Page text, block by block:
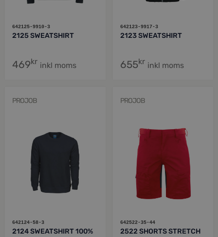
642125-9910-3
2125 SWEATSHIRT
469kr inkl moms
642123-9917-3
2123 SWEATSHIRT
655kr inkl moms
PROJOB
642124-58-3
2124 SWEATSHIRT 100%
PROJOB
642522-35-44
2522 SHORTS STRETCH